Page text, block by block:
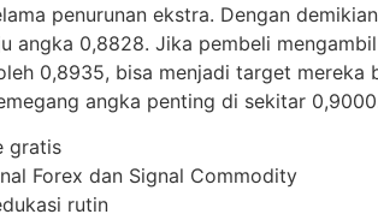
penurunan ekstra. Dengan
angka 0,8828. Jika pembeli
0,8935, bisa menjadi target
angka penting di sekitar
gratis
Forex dan Signal Commodity
rutin